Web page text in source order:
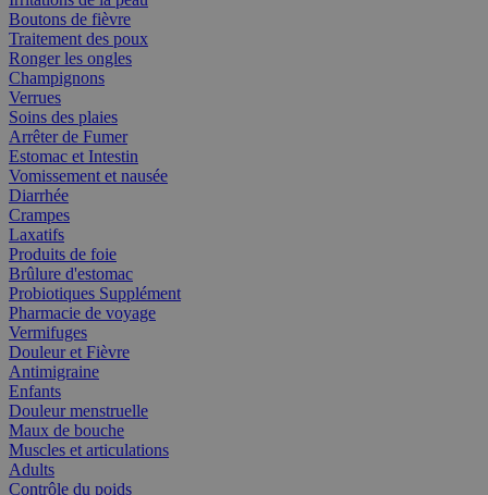
Boutons de fièvre
Traitement des poux
Ronger les ongles
Champignons
Verrues
Soins des plaies
Arrêter de Fumer
Estomac et Intestin
Vomissement et nausée
Diarrhée
Crampes
Laxatifs
Produits de foie
Brûlure d'estomac
Probiotiques Supplément
Pharmacie de voyage
Vermifuges
Douleur et Fièvre
Antimigraine
Enfants
Douleur menstruelle
Maux de bouche
Muscles et articulations
Adults
Contrôle du poids